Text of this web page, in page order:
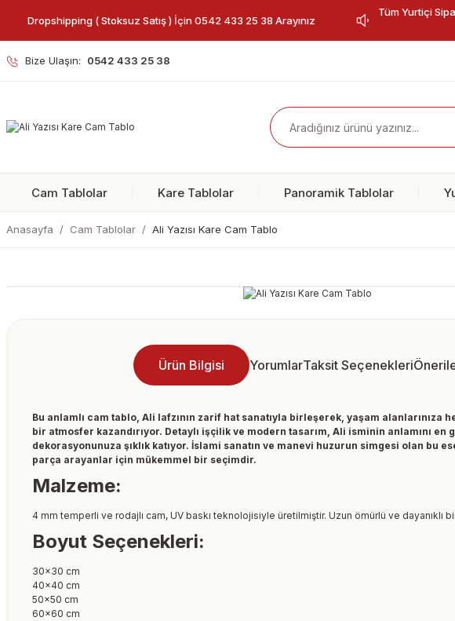
Dropshipping ( Stoksuz Satış ) İçin 0542 433 25 38 Arayınız
Tüm Yurtiçi
Bize Ulaşın: 0542 433 25 38
Cam Tablolar Kare Tablolar Panoramik Tablolar
Anasayfa Cam Tablolar Ali Yazısı Kare Cam Tablo
Ürün Bilgisi YorumlarTaksit Seçenekleri
Bu anlamlı cam tablo, Ali lafzının zarif hat sanatıyla birleşerek, yaşam alanlarınıza
bir atmosfer kazandırıyor. Detaylı işçilik ve modern tasarım, Ali isminin anlamını en
dekorasyonunuza şıklık katıyor. İslami sanatın ve manevi huzurun simgesi olan bu
parça arayanlar için mükemmel bir seçimdir.
Malzeme:
4 mm temperli ve rodajlı cam, UV baskı teknolojisiyle üretilmiştir. Uzun ömürlü ve dayanıklı
Boyut Seçenekleri:
30x30 cm
40x40 cm
50x50 cm
60x60 cm